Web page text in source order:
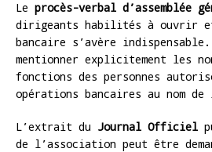
Le procès-verbal d’assemblée
dirigeants habilités à ouvrir
bancaire s’avère
mentionner explicitement les
fonctions des personnes
opérations bancaires au nom
L’extrait du Journal Officiel
de l’association peut être